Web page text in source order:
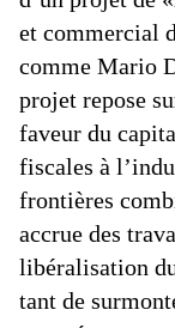
et commercial
comme Mario
projet repose
faveur du
fiscales à
frontières
accrue des
libéralisation
tant de